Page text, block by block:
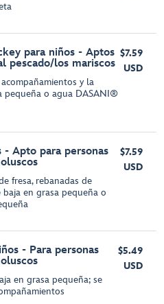
para niños - Aptos
pescado/los mariscos
y la
pequeña o agua DASANI®
$7.59
USD
- Apto para personas
fresa, rebanadas de
en grasa pequeña o
$7.59
USD
- Para personas
en grasa pequeña; se
$5.49
USD